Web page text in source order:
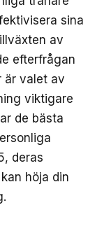
sina
av
efterfrågan
är valet av
viktigare
de bästa
deras
höja din